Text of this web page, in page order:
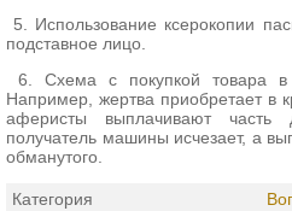
5. Использование ксерокопии
подставное лицо.
6. Схема с покупкой товара
Например, жертва приобретает в
аферисты выплачивают
получатель машины исчезает, а
обманутого.
Категория